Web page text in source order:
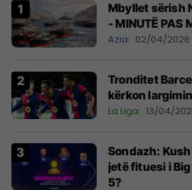
Mbyllet sërish
- MINUTË PAS
Azia 02/04/2026
Tronditet
kërkon largimin
La Liga 13/04/
Sondazh:
jetë fituesi i
5?